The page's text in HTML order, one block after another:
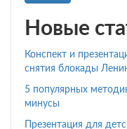
Новые
Конспект и
снятия блокады
5 популярных
минусы
Презентация для